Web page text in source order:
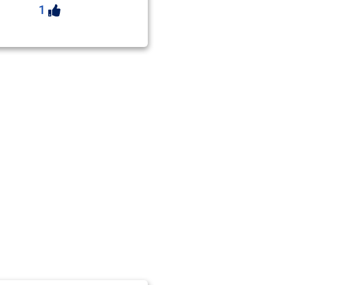
1